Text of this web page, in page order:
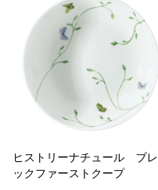
ヒストリーナチュール ブレ
ックファーストクープ